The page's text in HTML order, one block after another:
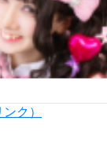
ク）